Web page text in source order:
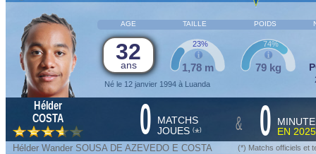
AGE TAILLE POIDS
32
ans
Né le 12 janvier 1994 à Luanda
1,78 m
23%
79 kg
74%
Hélder
COSTA
0 MATCHS
JOUES (*) & 0
EN
Hélder Wander SOUSA DE AZEVEDO E COSTA (*) Matchs officiels et